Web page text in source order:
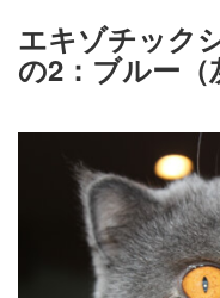
エキゾチック
の2：ブルー（